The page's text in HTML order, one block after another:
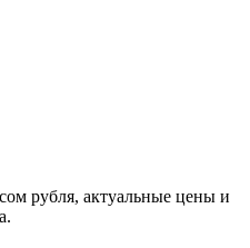
рубля, актуальные цены и